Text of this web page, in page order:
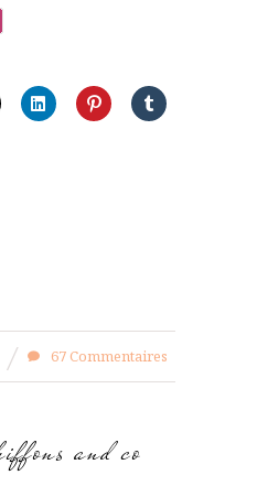
67 Commentaires
and co